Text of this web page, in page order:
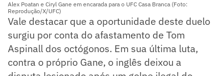
Alex Poatan e Ciryl Gane em encarada para o UFC Casa Branca (Foto:
Reprodução/X/UFC)
Vale destacar que a oportunidade deste duelo
surgiu por conta do afastamento de Tom
Aspinall dos octógonos. Em sua última luta,
contra o próprio Gane, o inglês deixou a